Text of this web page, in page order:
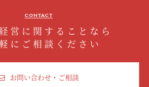
CONTACT
営に関することなら
にご相談ください
お問い合わせ・ご相談